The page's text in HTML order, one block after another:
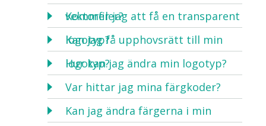
Om Oss
LOGGA IN
vektorfiler?
Kommer jag att få en transparent
logotyp?
Kan jag få upphovsrätt till min
logotyp?
Hur kan jag ändra min logotyp?
Var hittar jag mina färgkoder?
Kan jag ändra färgerna i min